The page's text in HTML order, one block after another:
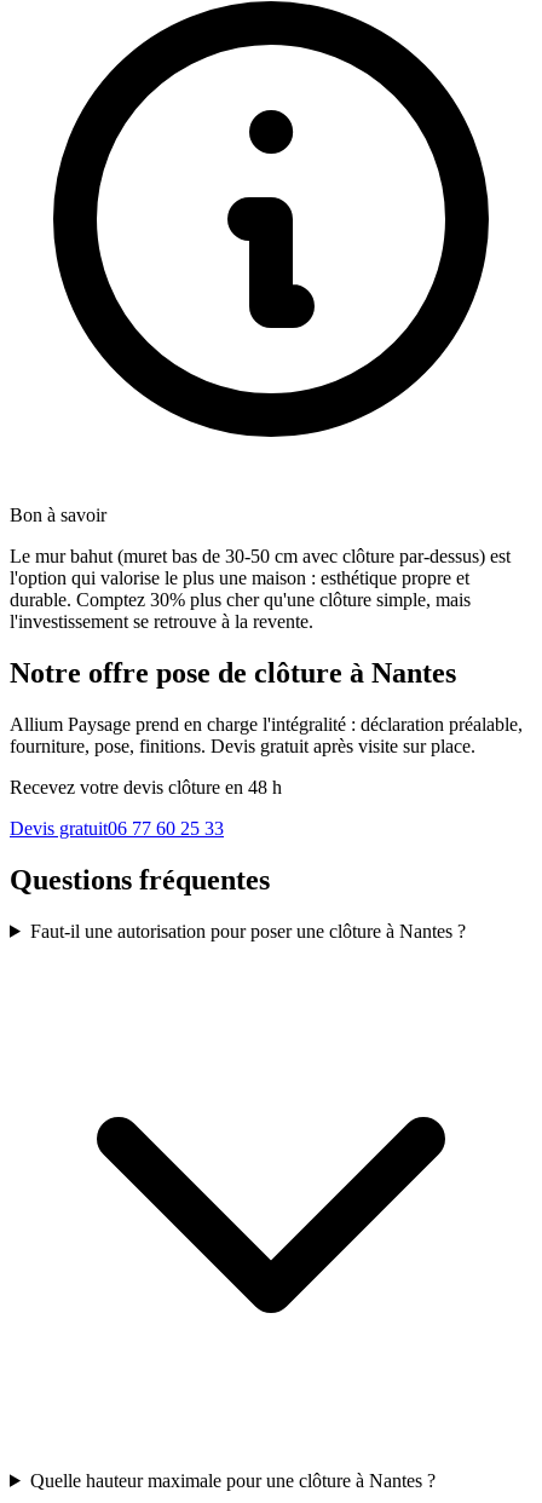
Bon à savoir
Le mur bahut (muret bas de 30-50 cm avec clôture par-dessus) est
l'option qui valorise le plus une maison : esthétique propre et
durable. Comptez 30% plus cher qu'une clôture simple, mais
l'investissement se retrouve à la revente.
Notre offre pose de clôture à Nantes
Allium Paysage prend en charge l'intégralité : déclaration préalable,
fourniture, pose, finitions. Devis gratuit après visite sur place.
Recevez votre devis clôture en 48 h
Devis gratuit06 77 60 25 33
Questions fréquentes
Faut-il une autorisation pour poser une clôture à Nantes ?
Quelle hauteur maximale pour une clôture à Nantes ?